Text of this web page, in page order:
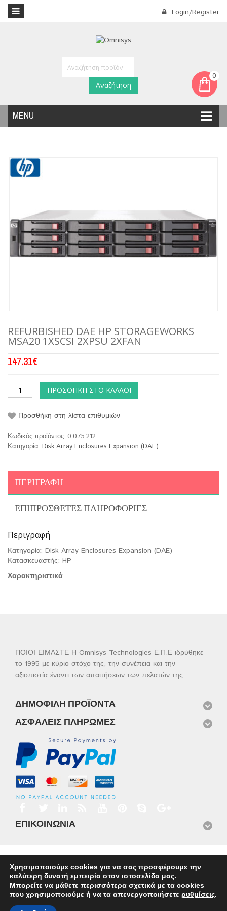
Login/Register
0
MENU
Αναζήτηση
REFURBISHED DAE HP STORAGEWORKS
MSA20 1XSCSI 2XPSU 2XFAN
147.31€
ΠΡΟΣΘΉΚΗ ΣΤΟ ΚΑΛΆΘΙ
Προσθήκη στη λίστα επιθυμιών
Κωδικός προϊόντος: 0.075.212
Κατηγορία: Disk Array Enclosures Expansion (DAE)
ΠΕΡΙΓΡΑΦΉ
ΕΠΙΠΡΌΣΘΕΤΕΣ ΠΛΗΡΟΦΟΡΊΕΣ
Περιγραφή
Κατηγορία: Disk Array Enclosures Expansion (DAE)
Κατασκευαστής: HP
Χαρακτηριστικά
ΠΟΙΟΙ ΕΙΜΑΣΤΕ Η Omnisys Technologies Ε.Π.Ε ιδρύθηκε
το 1995 με κύριο στόχο της, την συνέπεια και την
αξιοπιστία έναντι των απαιτήσεων των πελατών της.
ΔΗΜΟΦΙΛΉ ΠΡΟΪΌΝΤΑ
ΑΣΦΑΛΕΊΣ ΠΛΗΡΩΜΈΣ
ΕΠΙΚΟΙΝΩΝΊΑ
Service
Εταιρικό Προφίλ
Επικοινωνία
© 2026Omnisys
Χρησιμοποιούμε cookies για να σας προσφέρουμε την
καλύτερη δυνατή εμπειρία στον ιστοσελίδα μας.
Μπορείτε να μάθετε περισσότερα σχετικά με τα cookies
που χρησιμοποιούμε ή να τα απενεργοποιήσετε ρυθμίσεις.